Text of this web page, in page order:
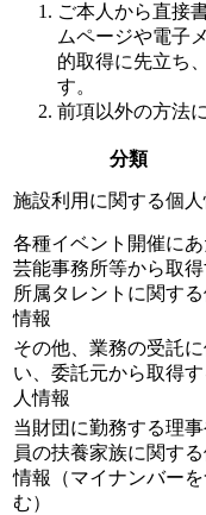
ご本人から直接
ムページや電子
的取得に先立ち
す。
前項以外の方法
分類
施設利用に関する個人
各種イベント開催にあ
芸能事務所等から取得
所属タレントに関する
情報
その他、業務の受託
い、委託元から取得
人情報
当財団に勤務する理
員の扶養家族に関す
情報（マイナンバーを
む）